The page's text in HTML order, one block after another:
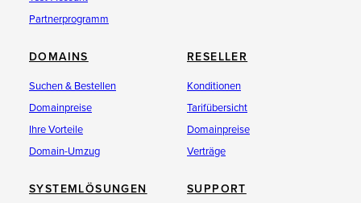
Partnerprogramm
DOMAINS
Suchen & Bestellen
Domainpreise
Ihre Vorteile
Domain-Umzug
RESELLER
Konditionen
Tarifübersicht
Domainpreise
Verträge
SYSTEMLÖSUNGEN SUPPORT